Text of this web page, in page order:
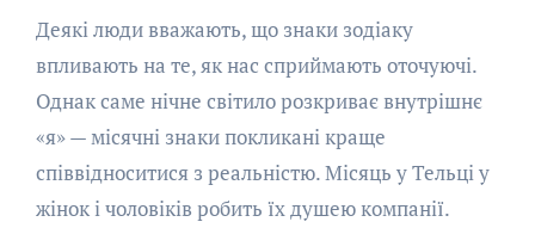
Деякі люди вважають, що знаки зодіаку
впливають на те, як нас сприймають оточуючі.
Однак саме нічне світило розкриває внутрішнє
«я» — місячні знаки покликані краще
співвідноситися з реальністю. Місяць у Тельці у
жінок і чоловіків робить їх душею компанії.